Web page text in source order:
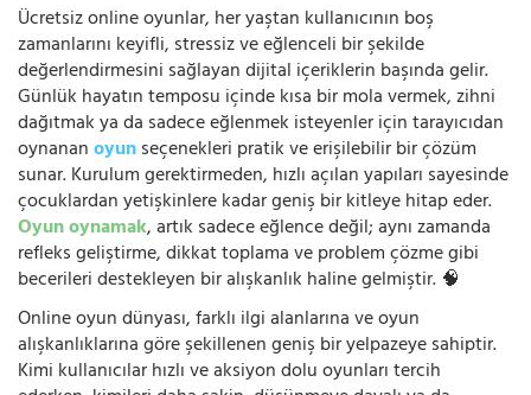
Ücretsiz online oyunlar, her yaştan kullanıcının boş
zamanlarını keyifli, stressiz ve eğlenceli bir şekilde
değerlendirmesini sağlayan dijital içeriklerin başında gelir.
Günlük hayatın temposu içinde kısa bir mola vermek, zihni
dağıtmak ya da sadece eğlenmek isteyenler için tarayıcıdan
oynananoyunseçenekleri pratik ve erişilebilir bir çözüm
sunar. Kurulum gerektirmeden, hızlı açılan yapıları sayesinde
çocuklardan yetişkinlere kadar geniş bir kitleye hitap eder.
Oyun oynamak, artık sadece eğlence değil; aynı zamanda
refleks geliştirme, dikkat toplama ve problem çözme gibi
becerileri destekleyen bir alışkanlık haline gelmiştir. 🧠
Online oyun dünyası, farklı ilgi alanlarına ve oyun
alışkanlıklarına göre şekillenen geniş bir yelpazeye sahiptir.
Kimi kullanıcılar hızlı ve aksiyon dolu oyunları tercih